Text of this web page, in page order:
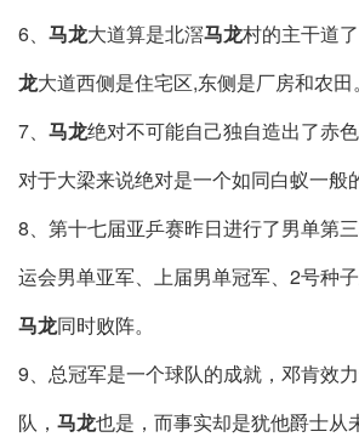
6、 马龙大道算是北滘马龙村的主干道
龙大道西侧是住宅区,东侧是厂房和农田。
7、 马龙绝对不可能自己独自造出了赤
对于大梁来说绝对是一个如同白蚁一般
8、第十七届亚乒赛昨日进行了男单第
运会男单亚军、上届男单冠军、2号种子
马龙同时败阵。
9、总冠军是一个球队的成就，邓肯效
队， 马龙也是，而事实却是犹他爵士从